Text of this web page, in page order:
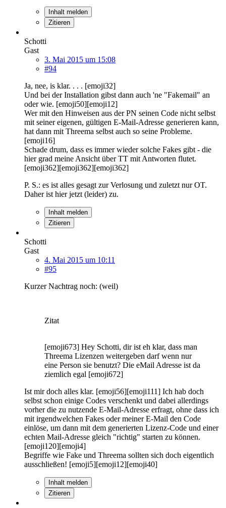
Inhalt melden
Zitieren
Schotti
Gast
3. Mai 2015 um 15:08
#94
Ja, nee, is klar. . . . [emoji32]
Und bei der Installation gibst dann auch 'ne "Fakemail" an
oder wie. [emoji50][emoji12]
Wer mit den Hinweisen aus der PN seinen Code nicht selbst
mit seiner eigenen, gültigen E-Mail-Adresse generieren kann,
hat dann mit Threema selbst auch so seine Probleme.
[emoji16]
Schade drum, dass es immer wieder solche Fakes gibt - die
hier grad meine Ansicht über TT mit Antworten flutet.
[emoji362][emoji362][emoji362]
P. S.: es ist alles gesagt zur Verlosung und zuletzt nur OT.
Daher ist hier jetzt (leider) zu.
Inhalt melden
Zitieren
Schotti
Gast
4. Mai 2015 um 10:11
#95
Kurzer Nachtrag noch: (weil)
Zitat
[emoji673] Hey Schotti, dir ist eh klar, dass man
Threema Lizenzen weitergeben darf wenn nur
eine Person sie benutzt? Die eMail Adresse ist da
ziemlich egal [emoji672]
Ist mir doch alles klar. [emoji56][emoji111] Ich hab doch
selbst schon einige Codes verschenkt und dabei allerdings
vorher die zu nutzende E-Mail-Adresse erfragt, ohne dass ich
mit irgendwelchen Fakes oder meiner E-Mail den Code
einlöse, um dann mit dem generierten Lizenz-Code und einer
echten Mail-Adresse gleich "richtig" starten zu können.
[emoji120][emoji4]
Begriffe wie Fake und Threema sollten sich doch eigentlich
ausschließen! [emoji5][emoji12][emoji40]
Inhalt melden
Zitieren